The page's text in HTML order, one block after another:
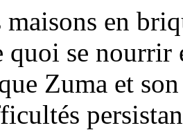
en
quoi se nourrir
Zuma et